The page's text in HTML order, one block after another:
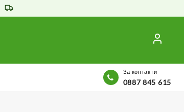
За контакти
0887 845 615